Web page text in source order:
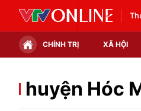
CHÍNH TRỊ XÃ HỘI
Chính trị
huyện Hóc